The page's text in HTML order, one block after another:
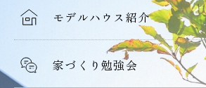
モデルハウス紹介
家づくり勉強会